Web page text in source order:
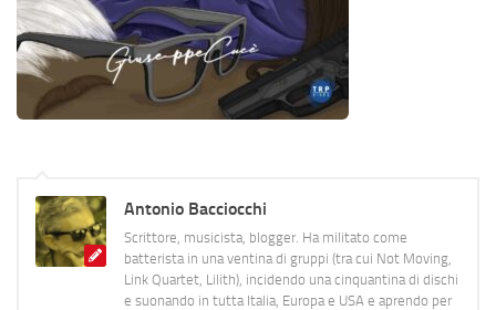
Antonio Bacciocchi
Scrittore, musicista, blogger. Ha militato come
batterista in una ventina di gruppi (tra cui Not Moving,
Link Quartet, Lilith), incidendo una cinquantina di dischi
e suonando in tutta Italia, Europa e USA e aprendo per